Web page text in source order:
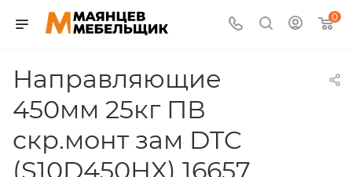
0
Направляющие
450мм 25кг ПВ
скр.монт зам DTC
(S10D450HX) 16657